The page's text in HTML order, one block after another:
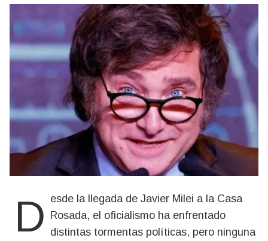
Desde la llegada de Javier Milei a la Casa
Rosada, el oficialismo ha enfrentado
distintas tormentas políticas, pero ninguna